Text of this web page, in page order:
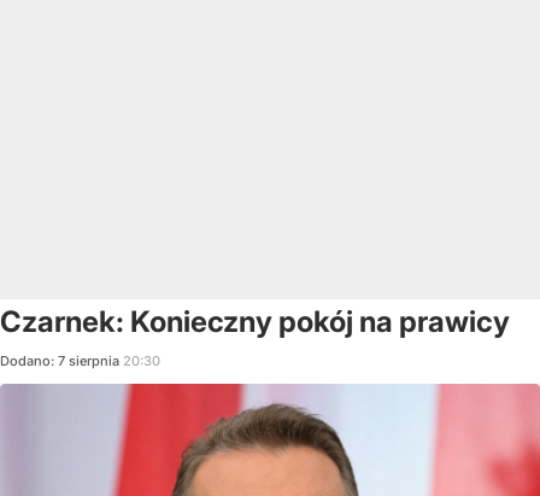
Czarnek: Konieczny pokój na prawicy
Dodano: 7 sierpnia 20:30